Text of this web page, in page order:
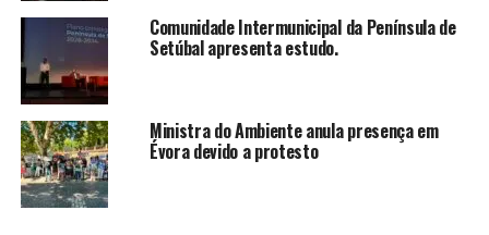
Comunidade Intermunicipal da Península de
Setúbal apresenta estudo.
Ministra do Ambiente anula presença em
Évora devido a protesto